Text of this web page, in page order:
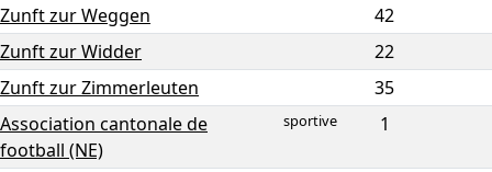
Zunft zur Weggen
42
Zunft zur Widder
22
Zunft zur Zimmerleuten
35
Association cantonale de
football (NE)
sportive 1